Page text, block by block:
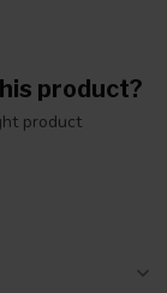
product?
product